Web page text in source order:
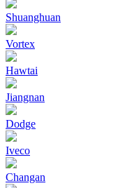
Shuanghuan
Vortex
Hawtai
Jiangnan
Dodge
Iveco
Changan